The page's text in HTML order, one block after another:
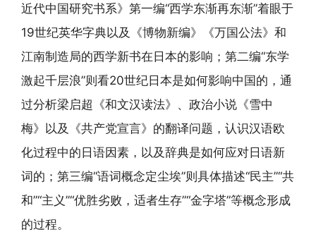
近代中国研究书系》第一编“西学东渐再东渐”着眼于
19世纪英华字典以及《博物新编》《万国公法》和
江南制造局的西学新书在日本的影响；第二编“东学
激起千层浪”则看20世纪日本是如何影响中国的，通
过分析梁启超《和文汉读法》、政治小说《雪中
梅》以及《共产党宣言》的翻译问题，认识汉语欧
化过程中的日语因素，以及辞典是如何应对日语新
词的；第三编“语词概念定尘埃”则具体描述“民主”“共
和”“主义”“优胜劣败，适者生存”“金字塔”等概念形成
的过程。